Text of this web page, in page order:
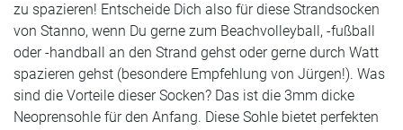
zu spazieren! Entscheide Dich also für diese Strandsocken
von Stanno, wenn Du gerne zum Beachvolleyball, -fußball
oder -handball an den Strand gehst oder gerne durch Watt
spazieren gehst (besondere Empfehlung von Jürgen!). Was
sind die Vorteile dieser Socken? Das ist die 3mm dicke
Neoprensohle für den Anfang. Diese Sohle bietet perfekten